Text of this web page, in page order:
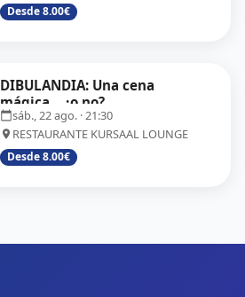
Desde 8.00€
DIBULANDIA: Una cena
mágica... ¿o no?
sáb., 22 ago. · 21:30
RESTAURANTE KURSAAL LOUNGE
Desde 8.00€